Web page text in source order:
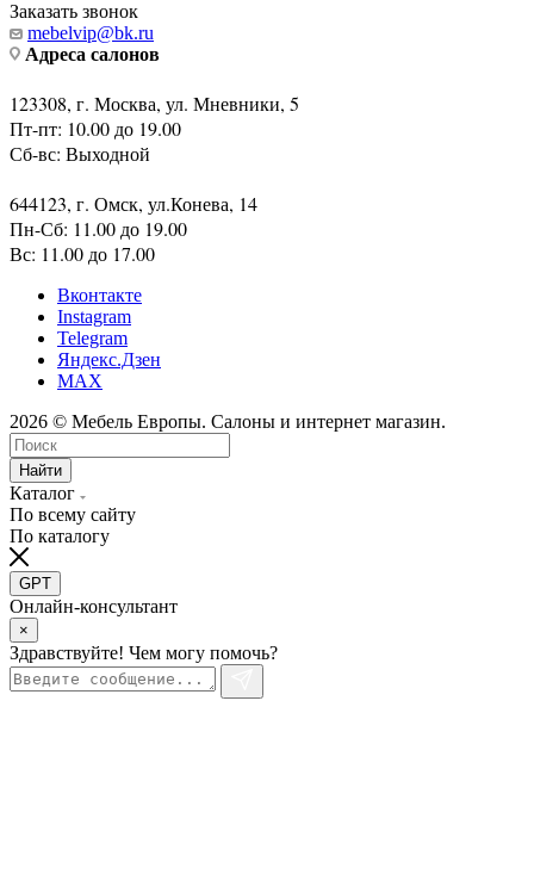
Заказать звонок
mebelvip@bk.ru
Адреса салонов
123308, г. Москва, ул. Мневники, 5
Пт-пт: 10.00 до 19.00
Сб-вс: Выходной
644123, г. Омск, ул.Конева, 14
Пн-Сб: 11.00 до 19.00
Вс: 11.00 до 17.00
Вконтакте
Instagram
Telegram
Яндекс.Дзен
MAX
2026 © Мебель Европы. Салоны и интернет магазин.
Найти
Каталог
По всему сайту
По каталогу
GPT
Онлайн-консультант
×
Здравствуйте! Чем могу помочь?